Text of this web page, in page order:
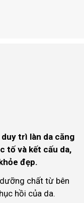
trì làn da căng
tố và kết cấu da,
đẹp.
chất từ bên
hồi của da.